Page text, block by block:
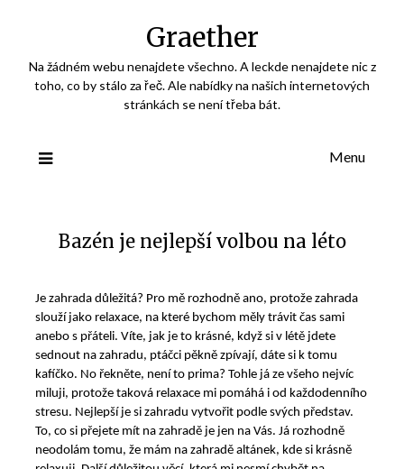
Graether
Na žádném webu nenajdete všechno. A leckde nenajdete nic z
toho, co by stálo za řeč. Ale nabídky na našich internetových
stránkách se není třeba bát.
Menu
Bazén je nejlepší volbou na léto
Je zahrada důležitá? Pro mě rozhodně ano, protože zahrada
slouží jako relaxace, na které bychom měly trávit čas sami
anebo s přáteli. Víte, jak je to krásné, když si v létě jdete
sednout na zahradu, ptáčci pěkně zpívají, dáte si k tomu
kafíčko. No řekněte, není to prima? Tohle já ze všeho nejvíc
miluji, protože taková relaxace mi pomáhá i od každodenního
stresu. Nejlepší je si zahradu vytvořit podle svých představ.
To, co si přejete mít na zahradě je jen na Vás. Já rozhodně
neodolám tomu, že mám na zahradě altánek, kde si krásně